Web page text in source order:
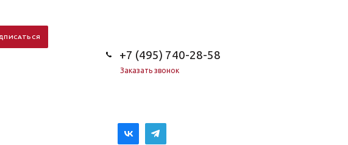
+7 (495) 740-28-58
Заказать звонок